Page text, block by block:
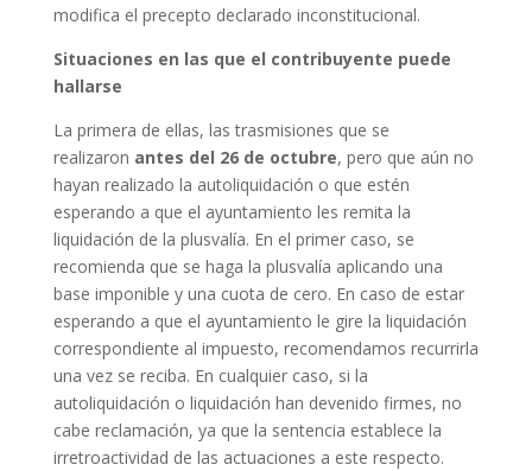
modifica el precepto declarado inconstitucional.
Situaciones en las que el contribuyente puede
hallarse
La primera de ellas, las trasmisiones que se
realizaron antes del 26 de octubre, pero que aún no
hayan realizado la autoliquidación o que estén
esperando a que el ayuntamiento les remita la
liquidación de la plusvalía. En el primer caso, se
recomienda que se haga la plusvalía aplicando una
base imponible y una cuota de cero. En caso de estar
esperando a que el ayuntamiento le gire la liquidación
correspondiente al impuesto, recomendamos recurrirla
una vez se reciba. En cualquier caso, si la
autoliquidación o liquidación han devenido firmes, no
cabe reclamación, ya que la sentencia establece la
irretroactividad de las actuaciones a este respecto.